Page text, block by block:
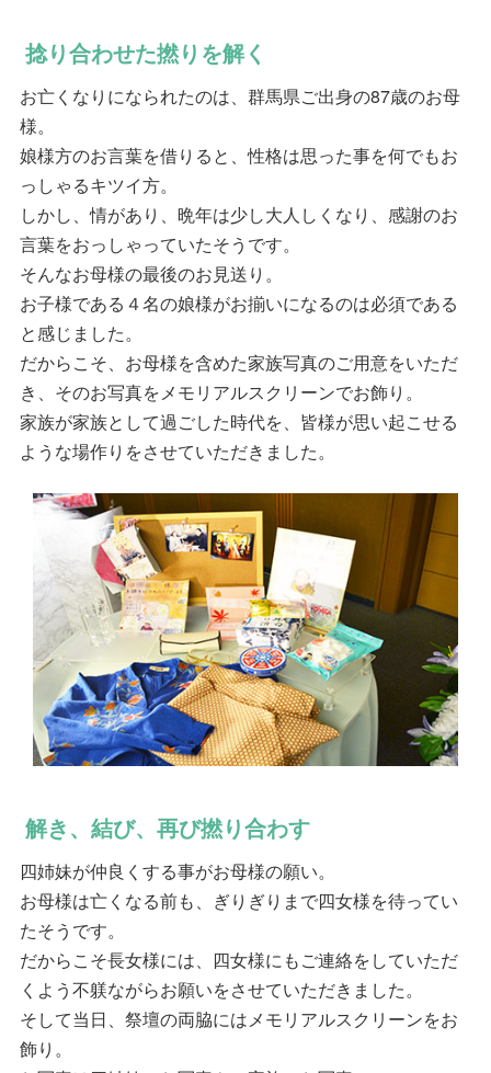
捻り合わせた撚りを解く
お亡くなりになられたのは、群馬県ご出身の87歳のお母
様。
娘様方のお言葉を借りると、性格は思った事を何でもお
っしゃるキツイ方。
しかし、情があり、晩年は少し大人しくなり、感謝のお
言葉をおっしゃっていたそうです。
そんなお母様の最後のお見送り。
お子様である４名の娘様がお揃いになるのは必須である
と感じました。
だからこそ、お母様を含めた家族写真のご用意をいただ
き、そのお写真をメモリアルスクリーンでお飾り。
家族が家族として過ごした時代を、皆様が思い起こせる
ような場作りをさせていただきました。
解き、結び、再び撚り合わす
四姉妹が仲良くする事がお母様の願い。
お母様は亡くなる前も、ぎりぎりまで四女様を待ってい
たそうです。
だからこそ長女様には、四女様にもご連絡をしていただ
くよう不躾ながらお願いをさせていただきました。
そして当日、祭壇の両脇にはメモリアルスクリーンをお
飾り。